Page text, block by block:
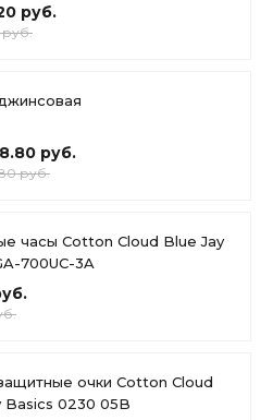
руб.
руб.
руб.
руб.
часы Cotton Cloud Blue Jay
700UC-3A
очки Cotton Cloud
Basics 0230 05B